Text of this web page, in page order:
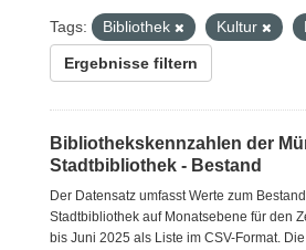
Tags: Bibliothek Kultur
Ergebnisse filtern
Bibliothekskennzahlen der
Stadtbibliothek - Bestand
Der Datensatz umfasst Werte zum
Stadtbibliothek auf Monatsebene für den
bis Juni 2025 als Liste im CSV-Format.